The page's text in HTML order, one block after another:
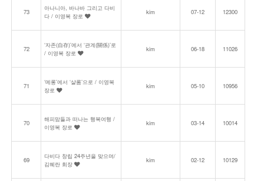
73
아나니아, 바나바 그리고 다비
다 / 이영복 장로
kim 07-12 12300
72
‘자존(自存)’에서 ‘관계(關係)’로
/ 이영복 장로
kim 06-18 11026
71
‘메롱’에서 ‘샬롬’으로 / 이영복
장로
kim 05-10 10956
70
해피맘들과 떠나는 행복여행 /
이영복 장로
kim 03-14 10014
69
다비다 창립 24주년을 맞으며/
김혜란 회장
kim 02-12 10129